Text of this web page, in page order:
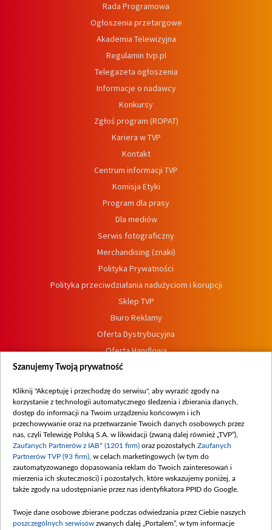
Rada Programowa
Ogłoszenia przetargowe
Akademia Telewizyjna
Regulamin tvp.pl
Telegazeta ogłoszenia
Informacje o nadawcy
Konkursy
Zgłoś program (ROPAT)
Kariera w TVP
Kontakt
Centrum informacji TVP
Komisja Etyki
Program dla prasy
Dla mediów
Serwis fotograficzny
Merchandising (znaki)
Polityka Prywatności
Polityka przeciwdziałania nadużyciom i korupcji
Sklep TVP
Biuro Reklamy
Oferta Dystrybucyjna
Oferta Handlowa
Dostępność
Procedura zgłoszeń wewnętrznych
Szanujemy Twoją prywatność
Kliknij "Akceptuję i przechodzę do serwisu", aby wyrazić zgody na
korzystanie z technologii automatycznego śledzenia i zbierania danych,
dostęp do informacji na Twoim urządzeniu końcowym i ich
przechowywanie oraz na przetwarzanie Twoich danych osobowych przez
nas, czyli Telewizję Polską S.A. w likwidacji (zwaną dalej również „TVP”),
Zaufanych Partnerów z IAB* (1201 firm) oraz pozostałych Zaufanych
Partnerów TVP (93 firm) , w celach marketingowych (w tym do
zautomatyzowanego dopasowania reklam do Twoich zainteresowań i
mierzenia ich skuteczności) i pozostałych, które wskazujemy poniżej, a
także zgody na udostępnianie przez nas identyfikatora PPID do Google.
Twoje dane osobowe zbierane podczas odwiedzania przez Ciebie naszych
poszczególnych serwisów zwanych dalej „Portalem”, w tym informacje